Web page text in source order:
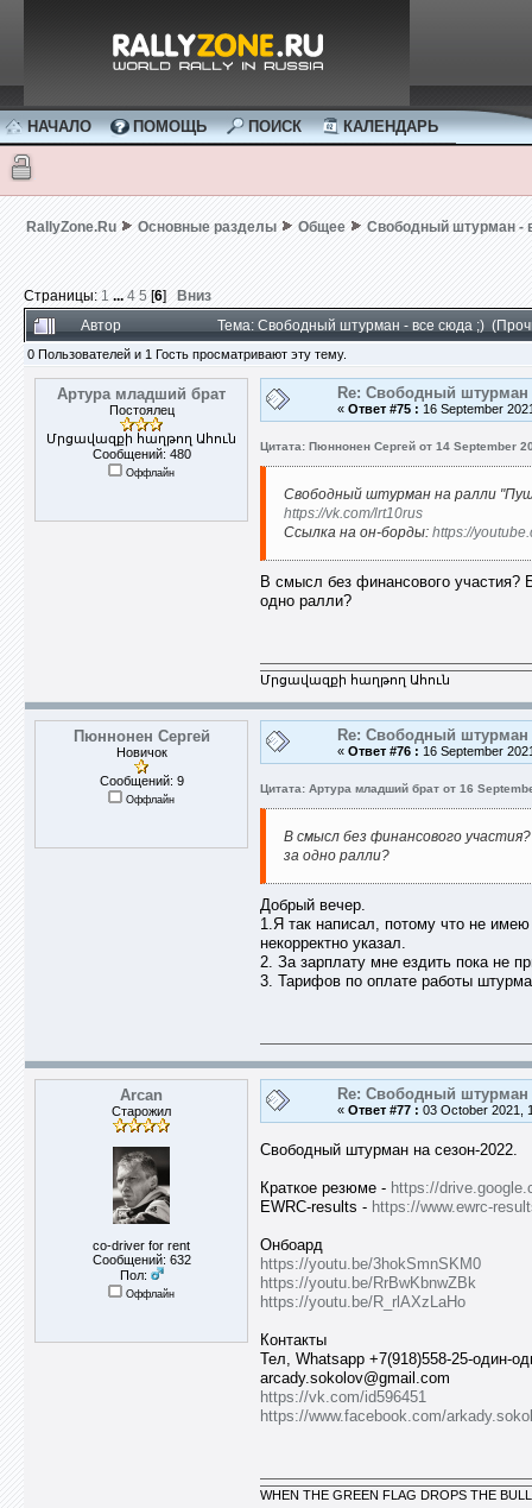
НАЧАЛО ПОМОЩЬ ПОИСК КАЛЕНДАРЬ
RallyZone.Ru Основные разделы Общее Свободный штурман -
Страницы: 1 ... 4 5 [6] Вниз
Автор
Тема: Свободный штурман - все сюда ;)
0 Пользователей и 1 Гость просматривают эту тему.
Артура младший брат
Постоялец
Մրցավազքի հաղթող Ահուն
Сообщений: 480
Оффлайн
Re: Свободный штурман
« Ответ #75 : 16 September
Цитата: Пюннонен Сергей от 14 September
Свободный штурман на ралли
https://vk.com/lrt10rus
Ссылка на он-борды: https://
В смысл без финансового участия?
одно ралли?
Մրցավազքի հաղթող Ահուն
Пюннонен Сергей
Новичок
Сообщений: 9
Оффлайн
Re: Свободный штурман
« Ответ #76 : 16 September
Цитата: Артура младший брат от 16
В смысл без финансового
за одно ралли?
Добрый вечер.
1.Я так написал, потому что не
некорректно указал.
2. За зарплату мне ездить пока не
3. Тарифов по оплате работы
Arcan
Старожил
co-driver for rent
Сообщений: 632
Пол:
Оффлайн
Re: Свободный штурман
« Ответ #77 : 03 October 2021,
Свободный штурман на cезон-2022.
Краткое резюме - https://
EWRC-results - https://www.ewrc-
Онбоард
https://youtu.be/3hokSmnSKM0
https://youtu.be/RrBwKbnwZBk
https://youtu.be/R_rlAXzLaHo
Контакты
Тел, Whatsapp +7(918)558-25-один-
arcady.sokolov@gmail.com
https://vk.com/id596451
https://www.facebook.com/
WHEN THE GREEN FLAG DROPS THE